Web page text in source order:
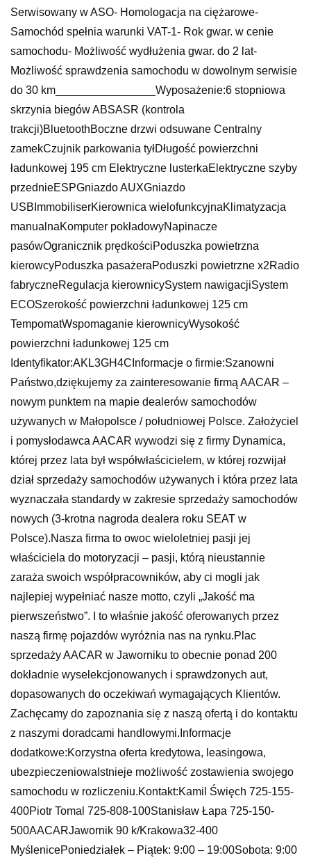
Serwisowany w ASO- Homologacja na ciężarowe-
Samochód spełnia warunki VAT-1- Rok gwar. w cenie
samochodu- Możliwość wydłużenia gwar. do 2 lat-
Możliwość sprawdzenia samochodu w dowolnym serwisie
do 30 km________________Wyposażenie:6 stopniowa
skrzynia biegów ABSASR (kontrola
trakcji)BluetoothBoczne drzwi odsuwane Centralny
zamekCzujnik parkowania tyłDługość powierzchni
ładunkowej 195 cm Elektryczne lusterkaElektryczne szyby
przednieESPGniazdo AUXGniazdo
USBImmobiliserKierownica wielofunkcyjnaKlimatyzacja
manualnaKomputer pokładowyNapinacze
pasówOgranicznik prędkościPoduszka powietrzna
kierowcyPoduszka pasażeraPoduszki powietrzne x2Radio
fabryczneRegulacja kierownicySystem nawigacjiSystem
ECOSzerokość powierzchni ładunkowej 125 cm
TempomatWspomaganie kierownicyWysokość
powierzchni ładunkowej 125 cm
Identyfikator:AKL3GH4CInformacje o firmie:Szanowni
Państwo,dziękujemy za zainteresowanie firmą AACAR –
nowym punktem na mapie dealerów samochodów
używanych w Małopolsce / południowej Polsce. Założyciel
i pomysłodawca AACAR wywodzi się z firmy Dynamica,
której przez lata był współwłaścicielem, w której rozwijał
dział sprzedaży samochodów używanych i która przez lata
wyznaczała standardy w zakresie sprzedaży samochodów
nowych (3-krotna nagroda dealera roku SEAT w
Polsce).Nasza firma to owoc wieloletniej pasji jej
właściciela do motoryzacji – pasji, którą nieustannie
zaraża swoich współpracowników, aby ci mogli jak
najlepiej wypełniać nasze motto, czyli „Jakość ma
pierwszeństwo”. I to właśnie jakość oferowanych przez
naszą firmę pojazdów wyróżnia nas na rynku.Plac
sprzedaży AACAR w Jaworniku to obecnie ponad 200
dokładnie wyselekcjonowanych i sprawdzonych aut,
dopasowanych do oczekiwań wymagających Klientów.
Zachęcamy do zapoznania się z naszą ofertą i do kontaktu
z naszymi doradcami handlowymi.Informacje
dodatkowe:Korzystna oferta kredytowa, leasingowa,
ubezpieczeniowaIstnieje możliwość zostawienia swojego
samochodu w rozliczeniu.Kontakt:Kamil Święch 725-155-
400Piotr Tomal 725-808-100Stanisław Łapa 725-150-
500AACARJawornik 90 k/Krakowa32-400
MyślenicePoniedziałek – Piątek: 9:00 – 19:00Sobota: 9:00